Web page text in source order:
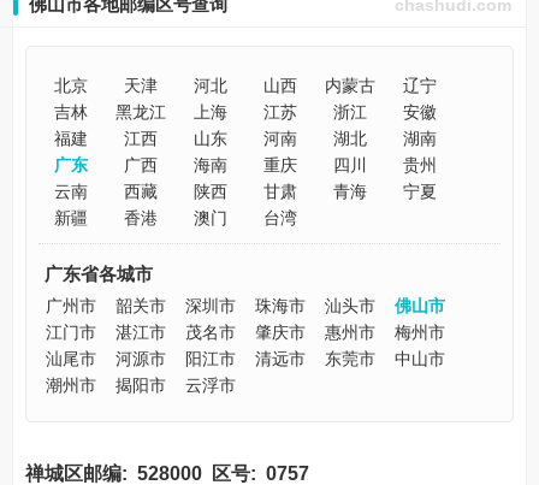
佛山市各地邮编区号查询 chashudi.com
北京 天津 河北 山西 内蒙古
辽宁
吉林
黑龙江 上海 江苏 浙江
安徽
福建
江西 山东 河南 湖北
湖南
广东
广西 海南 重庆 四川
贵州
云南
西藏 陕西 甘肃 青海
宁夏
新疆
香港 澳门 台湾
广东省各城市
广州市 韶关市 深圳市 珠海市 汕头市
佛山市
江门市
湛江市 茂名市 肇庆市 惠州市
梅州市
汕尾市
河源市 阳江市 清远市 东莞市
中山市
潮州市
揭阳市 云浮市
禅城区邮编: 528000 区号: 0757